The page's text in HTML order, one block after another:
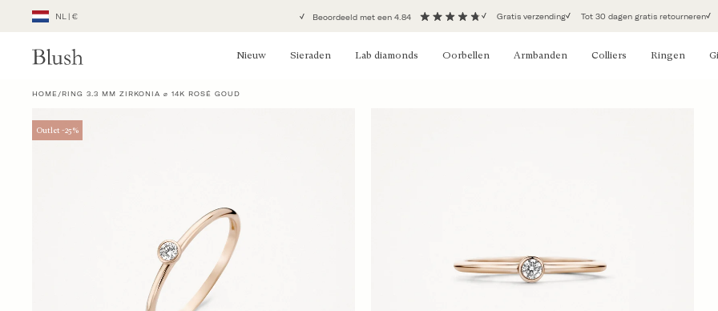
Geolocation Button: Nederland, NL, €
NL | € Beoordeeld met een 4.84 Gratis verzending Tot 30 dagen gratis retourneren
Nieuw Sieraden Lab diamonds Oorbellen Armbanden Colliers Ringen
HOME /RING 3.3 MM ZIRKONIA ⌀ 14K ROSÉ GOUD
Outlet -25%